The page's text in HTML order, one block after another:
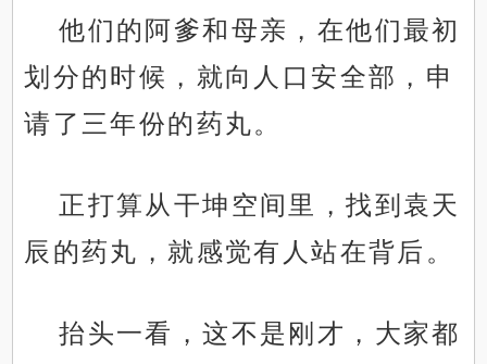
他们的阿爹和母亲，在他们最初
划分的时候，就向人口安全部，申
请了三年份的药丸。
正打算从干坤空间里，找到袁天
辰的药丸，就感觉有人站在背后。
抬头一看，这不是刚才，大家都